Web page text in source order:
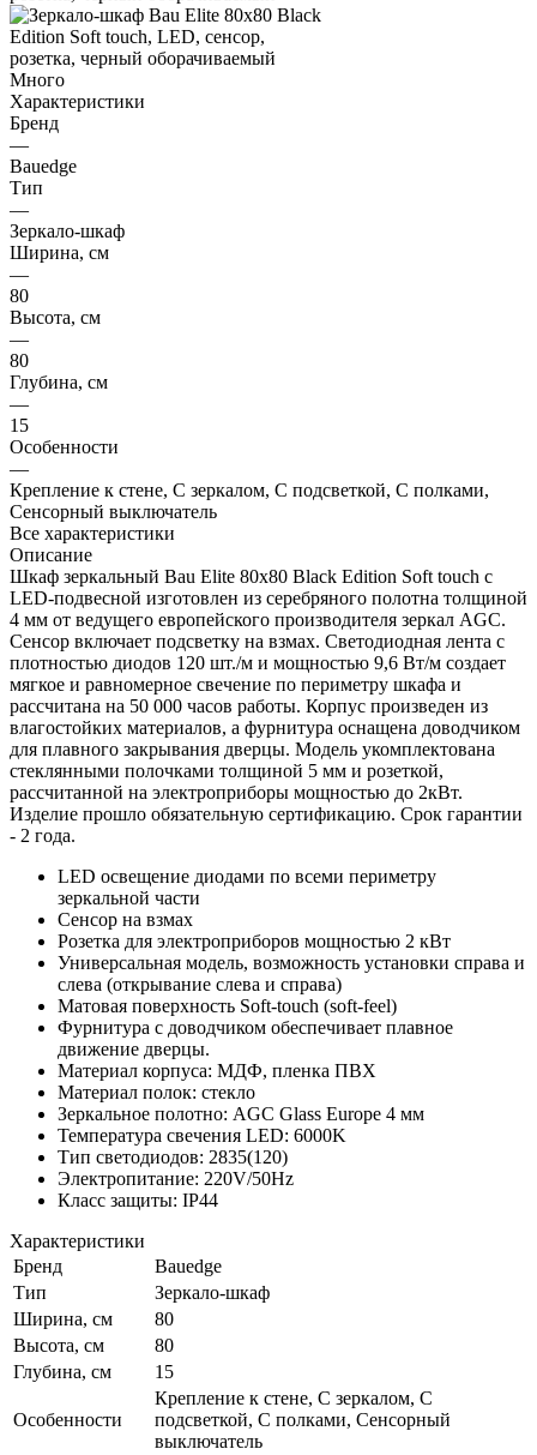
Много
Характеристики
Бренд
—
Bauedge
Тип
—
Зеркало-шкаф
Ширина, см
—
80
Высота, см
—
80
Глубина, см
—
15
Особенности
—
Крепление к стене, С зеркалом, С подсветкой, С полками,
Сенсорный выключатель
Все характеристики
Описание
Шкаф зеркальный Bau Elite 80х80 Black Edition Soft touch с
LED-подвесной изготовлен из серебряного полотна толщиной
4 мм от ведущего европейского производителя зеркал AGC.
Сенсор включает подсветку на взмах. Светодиодная лента с
плотностью диодов 120 шт./м и мощностью 9,6 Вт/м создает
мягкое и равномерное свечение по периметру шкафа и
рассчитана на 50 000 часов работы. Корпус произведен из
влагостойких материалов, а фурнитура оснащена доводчиком
для плавного закрывания дверцы. Модель укомплектована
стеклянными полочками толщиной 5 мм и розеткой,
рассчитанной на электроприборы мощностью до 2кВт.
Изделие прошло обязательную сертификацию. Срок гарантии
- 2 года.
LED освещение диодами по всеми периметру
зеркальной части
Сенсор на взмах
Розетка для электроприборов мощностью 2 кВт
Универсальная модель, возможность установки справа и
слева (открывание слева и справа)
Матовая поверхность Soft-touch (soft-feel)
Фурнитура с доводчиком обеспечивает плавное
движение дверцы.
Материал корпуса: МДФ, пленка ПВХ
Материал полок: стекло
Зеркальное полотно: AGC Glass Europe 4 мм
Температура свечения LED: 6000K
Тип светодиодов: 2835(120)
Электропитание: 220V/50Hz
Класс защиты: IP44
Характеристики
Бренд
Bauedge
Тип
Зеркало-шкаф
Ширина, см
80
Высота, см
80
Глубина, см
15
Особенности
Крепление к стене, С зеркалом, С
подсветкой, С полками, Сенсорный
выключатель